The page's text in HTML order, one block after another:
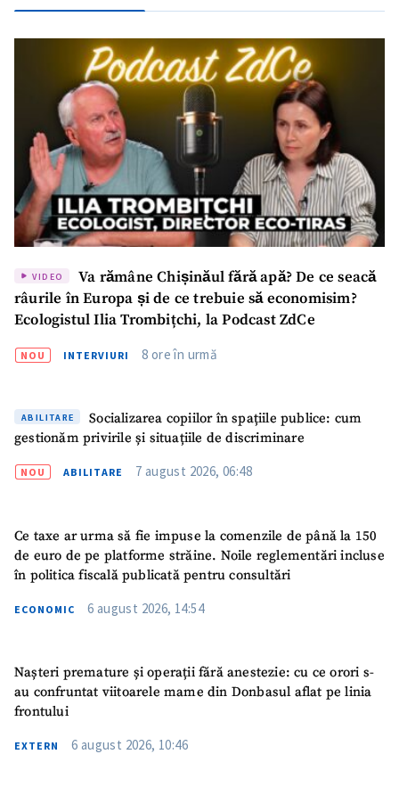
VIDEO
Va rămâne Chișinăul fără apă? De ce seacă
râurile în Europa și de ce trebuie să economisim?
Ecologistul Ilia Trombițchi, la Podcast ZdCe
NOU INTERVIURI 8 ore în urmă
ABILITARE
Socializarea copiilor în spațiile publice: cum
gestionăm privirile și situațiile de discriminare
NOU ABILITARE 7 august 2026, 06:48
Ce taxe ar urma să fie impuse la comenzile de până la 150
de euro de pe platforme străine. Noile reglementări incluse
în politica fiscală publicată pentru consultări
ECONOMIC 6 august 2026, 14:54
Nașteri premature și operații fără anestezie: cu ce orori s-
au confruntat viitoarele mame din Donbasul aflat pe linia
frontului
EXTERN 6 august 2026, 10:46
ȘTIREA MEA
Fotografie
+ Încarcă imagine
Mesajul știrei
+ Mesajul știrei
Sursă anonimă